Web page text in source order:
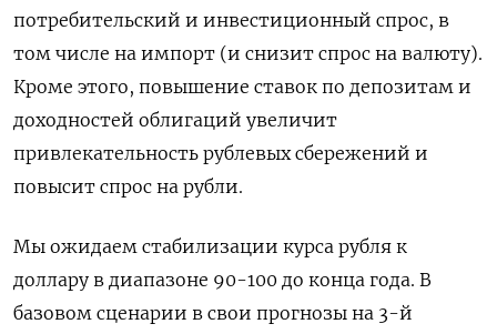
потребительский и инвестиционный спрос, в
том числе на импорт (и снизит спрос на валюту).
Кроме этого, повышение ставок по депозитам и
доходностей облигаций увеличит
привлекательность рублевых сбережений и
повысит спрос на рубли.
Мы ожидаем стабилизации курса рубля к
доллару в диапазоне 90-100 до конца года. В
базовом сценарии в свои прогнозы на 3-й